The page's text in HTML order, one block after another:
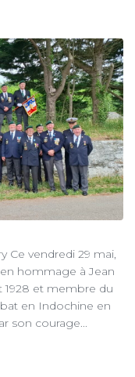
Ce vendredi 29 mai,
en hommage à Jean
1928 et membre du
en Indochine en
son courage...